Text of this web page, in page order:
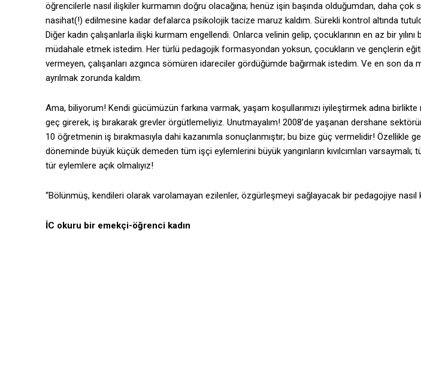
öğrencilerle nasıl ilişkiler kurmamın doğru olacağına; henüz işin başında olduğumdan, daha çok
nasihat(!) edilmesine kadar defalarca psikolojik tacize maruz kaldım. Sürekli kontrol altında
Diğer kadın çalışanlarla ilişki kurmam engellendi. Onlarca velinin gelip, çocuklarının en az bir yılını
müdahale etmek istedim. Her türlü pedagojik formasyondan yoksun, çocukların ve gençlerin
vermeyen, çalışanları azgınca sömüren idareciler gördüğümde bağırmak istedim. Ve en son da
ayrılmak zorunda kaldım.
Ama, biliyorum! Kendi gücümüzün farkına varmak, yaşam koşullarımızı iyileştirmek adına
geç girerek, iş bırakarak grevler örgütlemeliyiz. Unutmayalım! 2008’de yaşanan dershane
10 öğretmenin iş bırakmasıyla dahi kazanımla sonuçlanmıştır; bu bize güç vermelidir! Özellikle
döneminde büyük küçük demeden tüm işçi eylemlerini büyük yangınların kıvılcımları
tür eylemlere açık olmalıyız!
“Bölünmüş, kendileri olarak varolamayan ezilenler, özgürleşmeyi sağlayacak bir pedagojiye nasıl
İC okuru bir emekçi-öğrenci kadın